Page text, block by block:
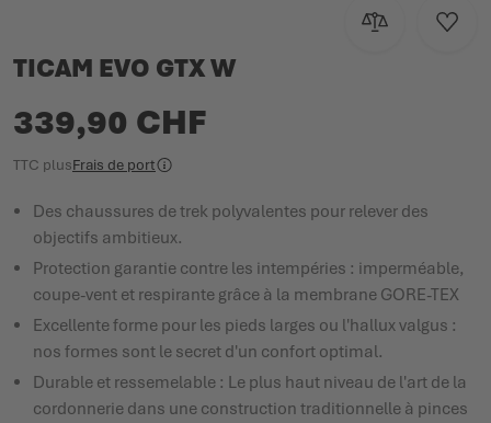
Ajouter au
TICAM EVO GTX W
339,90 CHF
TTC plusFrais de port
Des chaussures de trek polyvalentes pour relever des
objectifs ambitieux.
Protection garantie contre les intempéries : imperméable,
coupe-vent et respirante grâce à la membrane GORE-TEX
Excellente forme pour les pieds larges ou l'hallux valgus :
nos formes sont le secret d'un confort optimal.
Durable et ressemelable : Le plus haut niveau de l'art de la
cordonnerie dans une construction traditionnelle à pinces